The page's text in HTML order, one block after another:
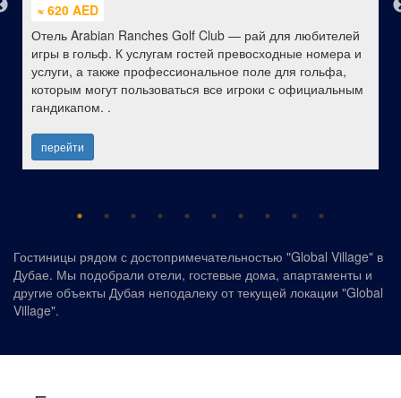
≈ 620 AED
Отель Arabian Ranches Golf Club — рай для любителей
игры в гольф. К услугам гостей превосходные номера и
услуги, а также профессиональное поле для гольфа,
которым могут пользоваться все игроки с официальным
гандикапом. .
перейти
Гостиницы рядом с достопримечательностью "Global Village" в
Дубае. Мы подобрали отели, гостевые дома, апартаменты и
другие объекты Дубая неподалеку от текущей локации "Global
Village".